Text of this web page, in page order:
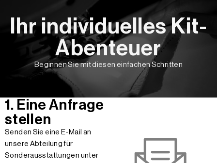
Ihr individuelles Kit-
Abenteuer
Beginnen Sie mit diesen einfachen Schritten
1. Eine Anfrage
stellen
Senden Sie eine E-Mail an
unsere Abteilung für
Sonderausstattungen unter